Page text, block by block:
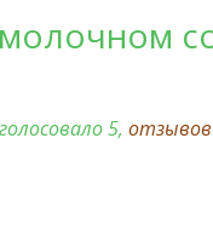
5,